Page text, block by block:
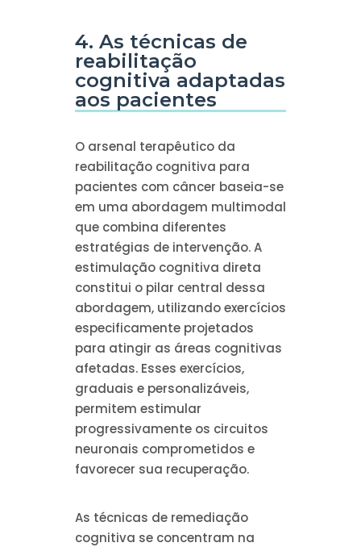
4. As técnicas de
reabilitação
cognitiva adaptadas
aos pacientes
O arsenal terapêutico da
reabilitação cognitiva para
pacientes com câncer baseia-se
em uma abordagem multimodal
que combina diferentes
estratégias de intervenção. A
estimulação cognitiva direta
constitui o pilar central dessa
abordagem, utilizando exercícios
especificamente projetados
para atingir as áreas cognitivas
afetadas. Esses exercícios,
graduais e personalizáveis,
permitem estimular
progressivamente os circuitos
neuronais comprometidos e
favorecer sua recuperação.
As técnicas de remediação
cognitiva se concentram na